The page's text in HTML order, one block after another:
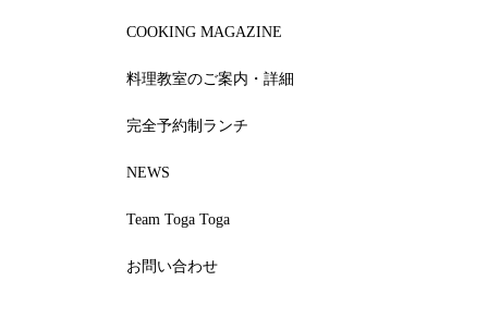
COOKING MAGAZINE
料理教室のご案内・詳細
完全予約制ランチ
NEWS
Team Toga Toga
お問い合わせ